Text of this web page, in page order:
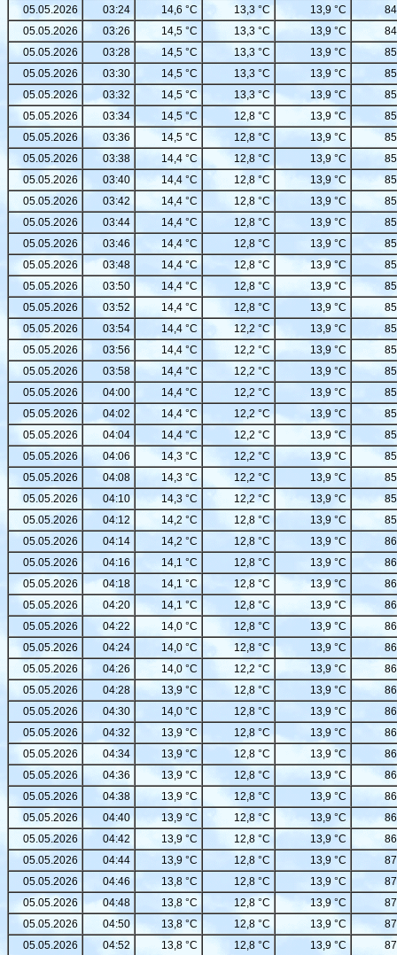
05.05.2026
03:24 14,6 °C 13,3 °C 13,9 °C
05.05.2026
03:26 14,5 °C 13,3 °C 13,9 °C
05.05.2026
03:28 14,5 °C 13,3 °C 13,9 °C
05.05.2026
03:30 14,5 °C 13,3 °C 13,9 °C
05.05.2026
03:32 14,5 °C 13,3 °C 13,9 °C
05.05.2026
03:34 14,5 °C 12,8 °C 13,9 °C
05.05.2026
03:36 14,5 °C 12,8 °C 13,9 °C
05.05.2026
03:38 14,4 °C 12,8 °C 13,9 °C
05.05.2026
03:40 14,4 °C 12,8 °C 13,9 °C
05.05.2026
03:42 14,4 °C 12,8 °C 13,9 °C
05.05.2026
03:44 14,4 °C 12,8 °C 13,9 °C
05.05.2026
03:46 14,4 °C 12,8 °C 13,9 °C
05.05.2026
03:48 14,4 °C 12,8 °C 13,9 °C
05.05.2026
03:50 14,4 °C 12,8 °C 13,9 °C
05.05.2026
03:52 14,4 °C 12,8 °C 13,9 °C
05.05.2026
03:54 14,4 °C 12,2 °C 13,9 °C
05.05.2026
03:56 14,4 °C 12,2 °C 13,9 °C
05.05.2026
03:58 14,4 °C 12,2 °C 13,9 °C
05.05.2026
04:00 14,4 °C 12,2 °C 13,9 °C
05.05.2026
04:02 14,4 °C 12,2 °C 13,9 °C
05.05.2026
04:04 14,4 °C 12,2 °C 13,9 °C
05.05.2026
04:06 14,3 °C 12,2 °C 13,9 °C
05.05.2026
04:08 14,3 °C 12,2 °C 13,9 °C
05.05.2026
04:10 14,3 °C 12,2 °C 13,9 °C
05.05.2026
04:12 14,2 °C 12,8 °C 13,9 °C
05.05.2026
04:14 14,2 °C 12,8 °C 13,9 °C
05.05.2026
04:16 14,1 °C 12,8 °C 13,9 °C
05.05.2026
04:18 14,1 °C 12,8 °C 13,9 °C
05.05.2026
04:20 14,1 °C 12,8 °C 13,9 °C
05.05.2026
04:22 14,0 °C 12,8 °C 13,9 °C
05.05.2026
04:24 14,0 °C 12,8 °C 13,9 °C
05.05.2026
04:26 14,0 °C 12,2 °C 13,9 °C
05.05.2026
04:28 13,9 °C 12,8 °C 13,9 °C
05.05.2026
04:30 14,0 °C 12,8 °C 13,9 °C
05.05.2026
04:32 13,9 °C 12,8 °C 13,9 °C
05.05.2026
04:34 13,9 °C 12,8 °C 13,9 °C
05.05.2026
04:36 13,9 °C 12,8 °C 13,9 °C
05.05.2026
04:38 13,9 °C 12,8 °C 13,9 °C
05.05.2026
04:40 13,9 °C 12,8 °C 13,9 °C
05.05.2026
04:42 13,9 °C 12,8 °C 13,9 °C
05.05.2026
04:44 13,9 °C 12,8 °C 13,9 °C
05.05.2026
04:46 13,8 °C 12,8 °C 13,9 °C
05.05.2026
04:48 13,8 °C 12,8 °C 13,9 °C
05.05.2026
04:50 13,8 °C 12,8 °C 13,9 °C
05.05.2026
04:52 13,8 °C 12,8 °C 13,9 °C